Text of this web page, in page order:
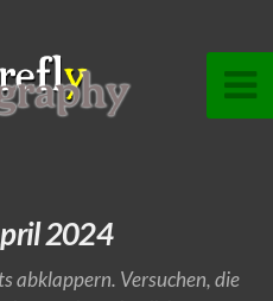
2024
abklappern. Versuchen, die